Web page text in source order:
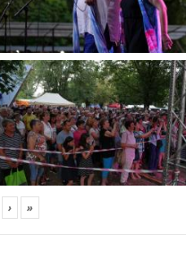
› »